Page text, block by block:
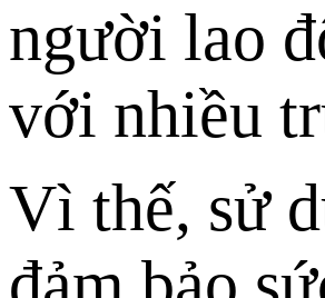
người lao
với nhiều
Vì thế, sử